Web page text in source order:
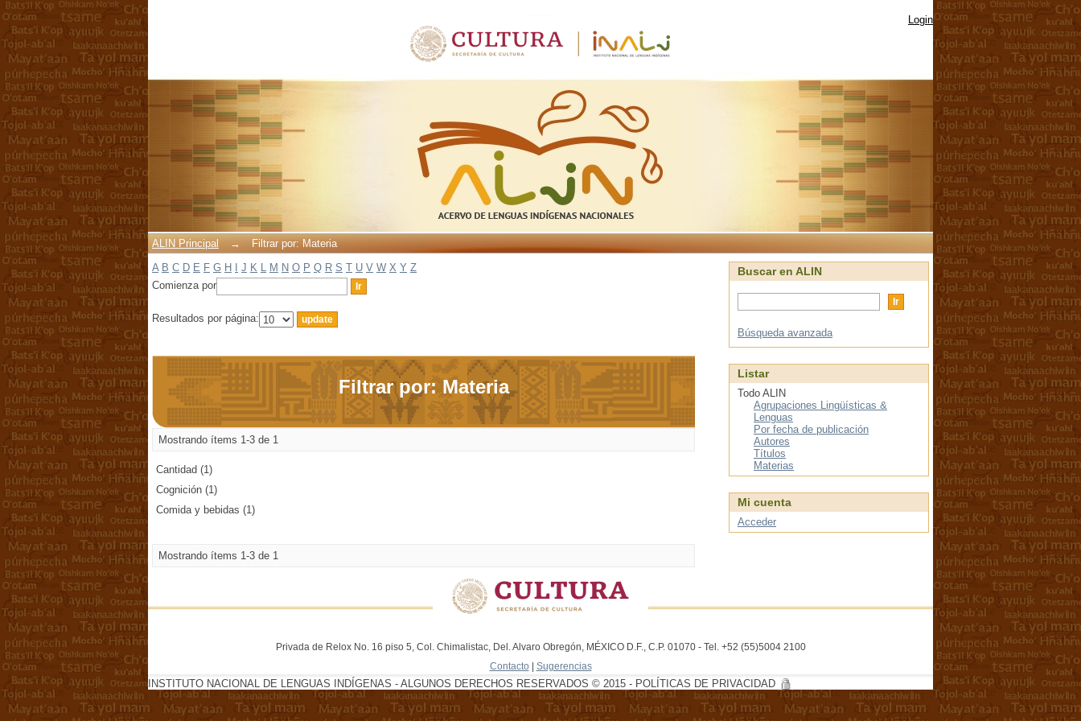
Login
ALIN Principal →
Filtrar por: Materia
A B C D E F G H J K L M N O P Q R S T U V W X Y Z
Comienza por
Resultados por página:
Filtrar por: Materia
Mostrando ítems 1-3 de 1
Cantidad (1)
Cognición (1)
Comida y bebidas (1)
Mostrando ítems 1-3 de 1
Buscar en ALIN
Búsqueda avanzada
Listar
Todo ALIN
Agrupaciones Lingüísticas &
Lenguas
Por fecha de publicación
Autores
Títulos
Materias
Mi cuenta
Acceder
Privada de Relox No. 16 piso 5, Col. Chimalistac, Del. Alvaro Obregón, MÉXICO D.F., C.P. 01070 - Tel. +52 (55)5004 2100
Contacto | Sugerencias
INSTITUTO NACIONAL DE LENGUAS INDÍGENAS - ALGUNOS DERECHOS RESERVADOS © 2015 - POLÍTICAS DE PRIVACIDAD